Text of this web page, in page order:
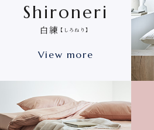
Shironeri
白練 【しろねり】
View more